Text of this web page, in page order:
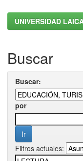
UNIVERSIDAD
Buscar
Buscar:
por
Filtros actuales: